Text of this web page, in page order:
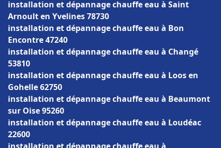
installation et dépannage chauffe eau à Saint
Arnoult en Yvelines 78730
installation et dépannage chauffe eau à Bon
Encontre 47240
installation et dépannage chauffe eau à Changé
53810
installation et dépannage chauffe eau à Loos en
Gohelle 62750
installation et dépannage chauffe eau à Beaumont
sur Oise 95260
installation et dépannage chauffe eau à Loudéac
22600